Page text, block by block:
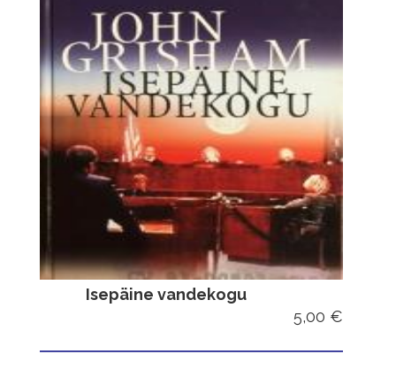
Isepäine vandekogu
5,00 €